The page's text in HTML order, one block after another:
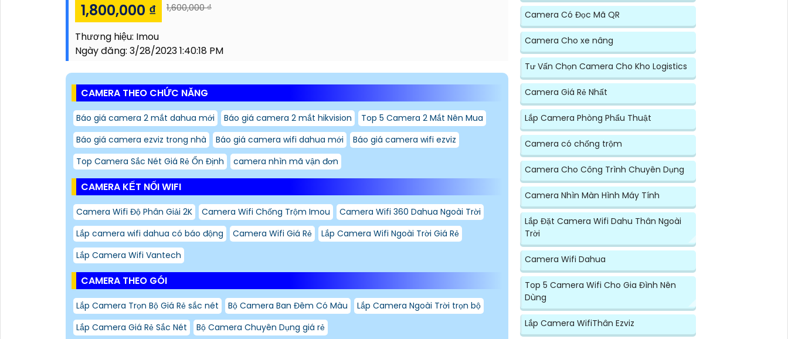
1,800,000 ₫ 1,600,000 ₫
Thương hiệu: Imou
Ngày đăng: 3/28/2023 1:40:18 PM
CAMERA THEO CHỨC NĂNG
Báo giá camera 2 mắt dahua mới Báo giá camera 2 mắt hikvision
Top 5 Camera 2 Mắt Nên Mua
Báo giá camera ezviz trong nhà
Báo giá camera wifi dahua mới
Báo giá camera wifi ezviz
Top Camera Sắc Nét Giá Rẻ Ổn Định
camera nhìn mã vận đơn
CAMERA KẾT NỐI WIFI
Camera Wifi Độ Phân Giải 2K Camera Wifi Chống Trộm Imou
Camera Wifi 360 Dahua Ngoài Trời
Lắp camera wifi dahua có báo động
Camera Wifi Giá Rẻ
Lắp Camera Wifi Ngoài Trời Giá Rẻ
Lắp Camera Wifi Vantech
CAMERA THEO GÓI
Lắp Camera Trọn Bộ Giá Rẻ sắc nét Bộ Camera Ban Đêm Có Màu
Lắp Camera Ngoài Trời trọn bộ
Lắp Camera Giá Rẻ Sắc Nét
Bộ Camera Chuyên Dụng giá rẻ
Camera Có Đọc Mã QR
Camera Cho xe nâng
Tư Vấn Chọn Camera Cho Kho Logistics
Camera Giá Rẻ Nhất
Lắp Camera Phòng Phẩu Thuật
Camera có chống trộm
Camera Cho Công Trình Chuyên Dụng
Camera Nhìn Màn Hình Máy Tính
Lắp Đặt Camera Wifi Dahu Thân Ngoài
Trời
Camera Wifi Dahua
Top 5 Camera Wifi Cho Gia Đình Nên
Dùng
Lắp Camera WifiThân Ezviz